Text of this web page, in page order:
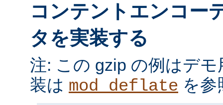
コンテントエンコー
タを実装する
注: この gzip の例はデ
装は mod_deflate を参